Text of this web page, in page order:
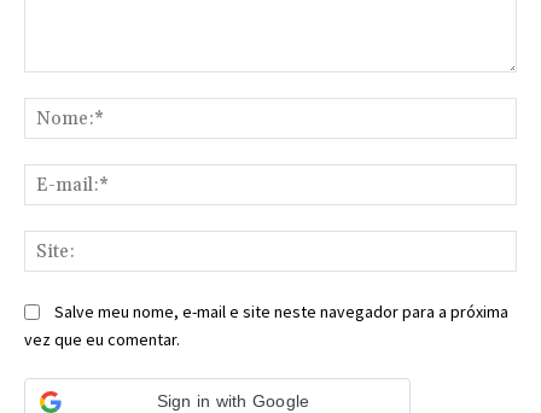
Salve meu nome, e-mail e site neste navegador para a próxima
vez que eu comentar.
Sign in with Google